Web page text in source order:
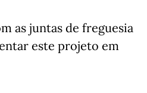
as juntas de freguesia
este projeto em